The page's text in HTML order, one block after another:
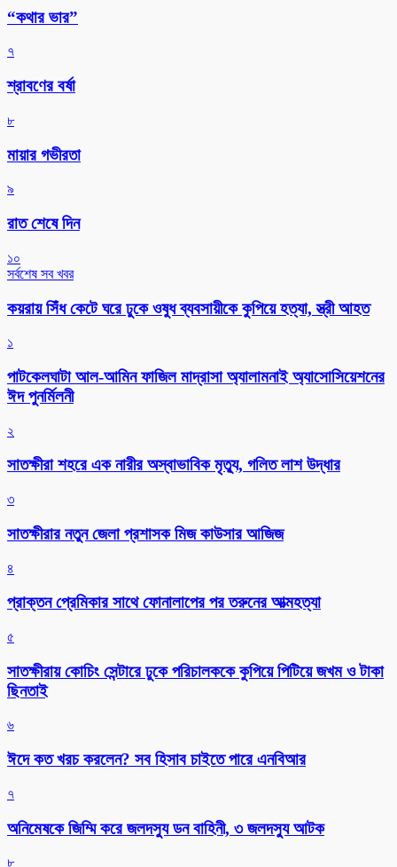
“কথার ভার”
৭
শ্রাবণের বর্ষা
৮
মায়ার গভীরতা
৯
রাত শেষে দিন
১০
সর্বশেষ সব খবর
কয়রায় সিঁধ কেটে ঘরে ঢুকে ওষুধ ব্যবসায়ীকে কুপিয়ে হত্যা, স্ত্রী আহত
১
পাটকেলঘাটা আল-আমিন ফাজিল মাদ্রাসা অ্যালামনাই অ্যাসোসিয়েশনের
ঈদ পুনর্মিলনী
২
সাতক্ষীরা শহরে এক নারীর অস্বাভাবিক মৃত্যু, গলিত লাশ উদ্ধার
৩
সাতক্ষীরার নতুন জেলা প্রশাসক মিজ কাউসার আজিজ
৪
প্রাক্তন প্রেমিকার সাথে ফোনালাপের পর তরুনের আত্মহত্যা
৫
সাতক্ষীরায় কোচিং সেন্টারে ঢুকে পরিচালককে কুপিয়ে পিটিয়ে জখম ও টাকা
ছিনতাই
৬
ঈদে কত খরচ করলেন? সব হিসাব চাইতে পারে এনবিআর
৭
অনিমেষকে জিম্মি করে জলদস্যু ডন বাহিনী, ৩ জলদস্যু আটক
৮